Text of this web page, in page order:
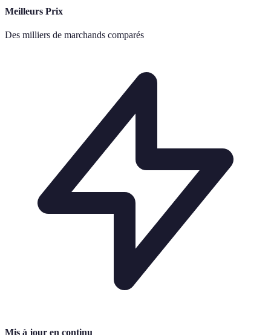
Meilleurs Prix
Des milliers de marchands comparés
Mis à jour en continu